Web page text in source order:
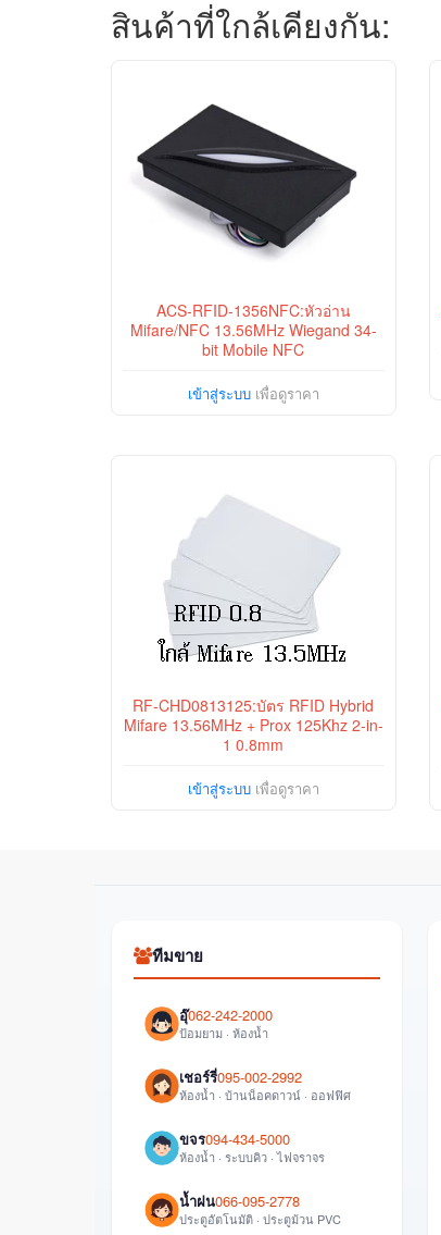
สินค้าที่ใกล้เคียงกัน:
ACS-RFID-1356NFC:หัวอ่าน
Mifare/NFC 13.56MHz Wiegand 34-
bit Mobile NFC
เข้าสู่ระบบเพื่อดูราคา
RF-CHD0813125:บัตร RFID Hybrid
Mifare 13.56MHz + Prox 125Khz 2-in-
1 0.8mm
เข้าสู่ระบบเพื่อดูราคา
ทีมขาย
อุ๊062-242-2000
ป้อมยาม · ห้องน้ำ
เชอร์รี่095-002-2992
ห้องน้ำ · บ้านน็อคดาวน์ · ออฟฟิศ
ขจร094-434-5000
ห้องน้ำ · ระบบคิว · ไฟจราจร
น้ำฝน066-095-2778
ประตูอัตโนมัติ · ประตูม้วน PVC